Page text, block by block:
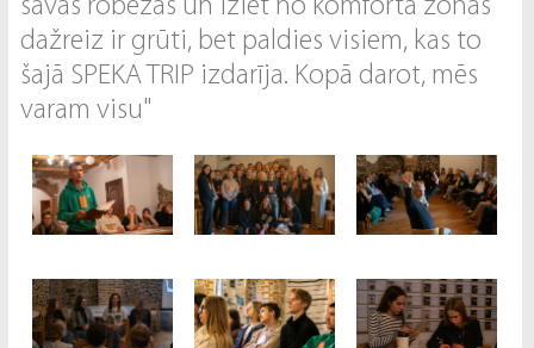
savas robežas un iziet no komforta zonas
dažreiz ir grūti, bet paldies visiem, kas to
šajā SPEKA TRIP izdarīja. Kopā darot, mēs
varam visu"